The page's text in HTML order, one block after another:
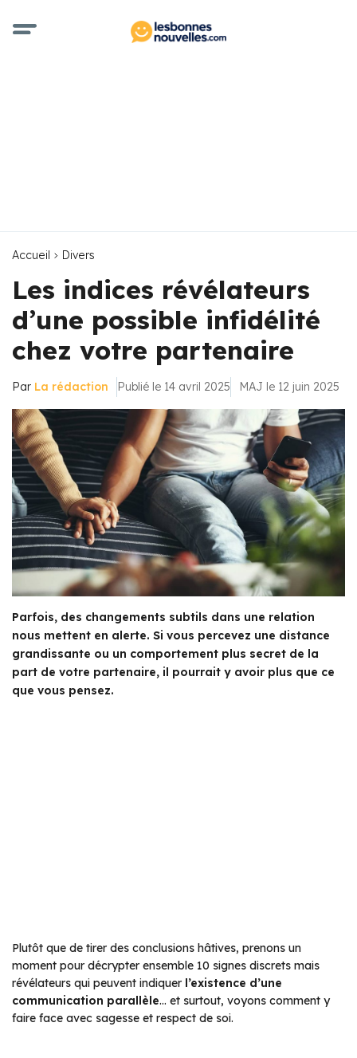
Accueil Divers
Les indices révélateurs
d’une possible infidélité
chez votre partenaire
Par La rédaction Publié le 14 avril 2025 MAJ le 12 juin 2025
Parfois, des changements subtils dans une relation
nous mettent en alerte. Si vous percevez une distance
grandissante ou un comportement plus secret de la
part de votre partenaire, il pourrait y avoir plus que ce
que vous pensez.
Plutôt que de tirer des conclusions hâtives, prenons un
moment pour décrypter ensemble 10 signes discrets mais
révélateurs qui peuvent indiquer l’existence d’une
communication parallèle… et surtout, voyons comment y
faire face avec sagesse et respect de soi.